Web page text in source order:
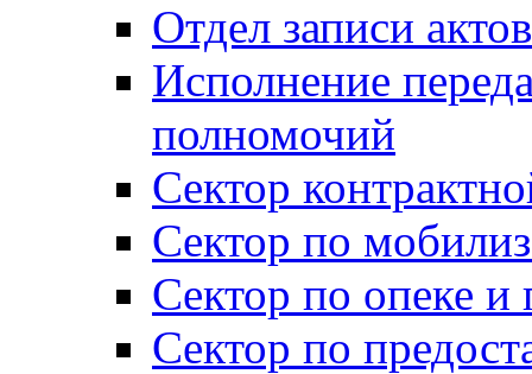
Отдел записи
Исполнение
полномочий
Сектор
Сектор по
Сектор по опеке и
Сектор по